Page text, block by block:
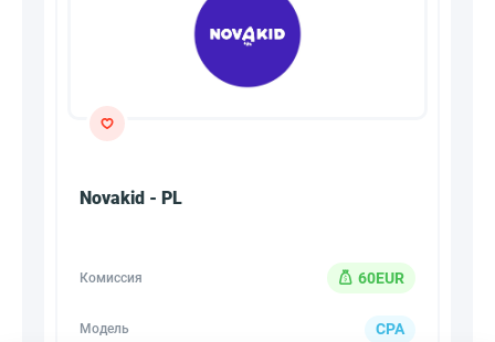
Novakid - PL
Комиссия 60EUR
Модель CPA